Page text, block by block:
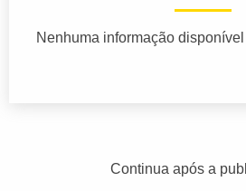
Nenhuma informação
Continua após a